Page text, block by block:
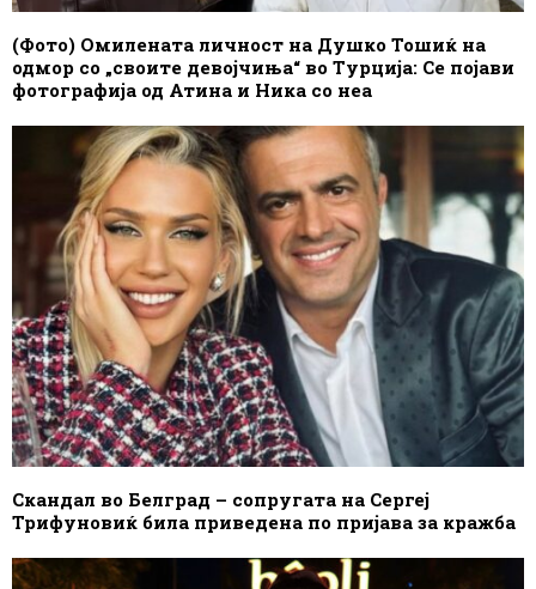
(Фото) Омилената личност на Душко Тошиќ на
одмор со „своите девојчиња“ во Турција: Се појави
фотографија од Атина и Ника со неа
Скандал во Белград – сопругата на Сергеј
Трифуновиќ била приведена по пријава за кражба